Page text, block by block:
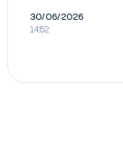
30/06/2026
14:52